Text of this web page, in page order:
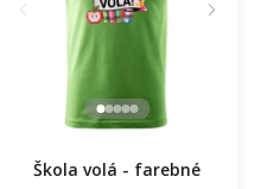
v obdĺžniku
20.83 €